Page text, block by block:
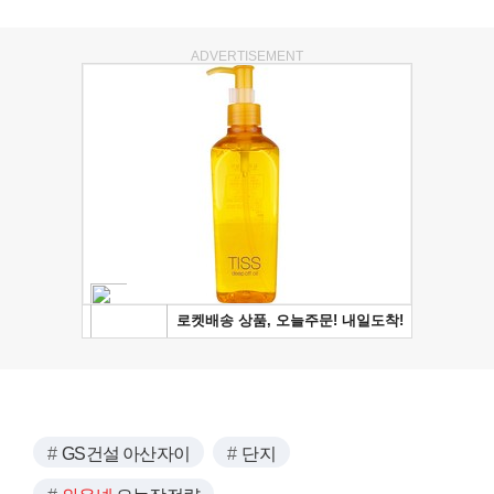
ADVERTISEMENT
GS건설 아산자이 단지